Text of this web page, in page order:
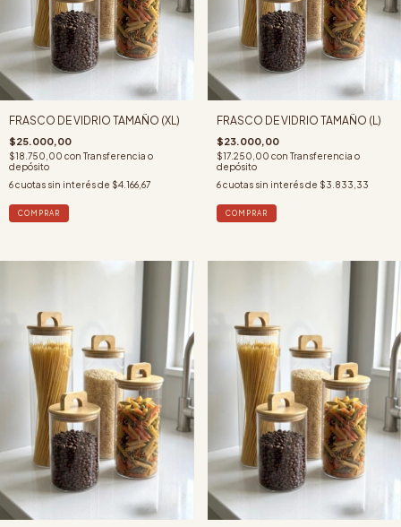
FRASCO DE VIDRIO TAMAÑO (XL)
$25.000,00
$18.750,00 con Transferencia o
depósito
6cuotas sin interés de $4.166,67
FRASCO DE VIDRIO TAMAÑO (L)
$23.000,00
$17.250,00 con Transferencia o
depósito
6 cuotas sin interés de $3.833,33